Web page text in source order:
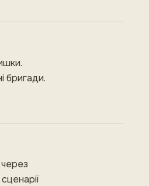
бригади.